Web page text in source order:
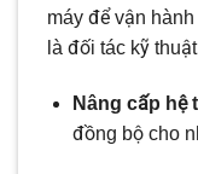
máy để vận
là đối tác kỹ
Nâng cấp hệ
đồng bộ cho